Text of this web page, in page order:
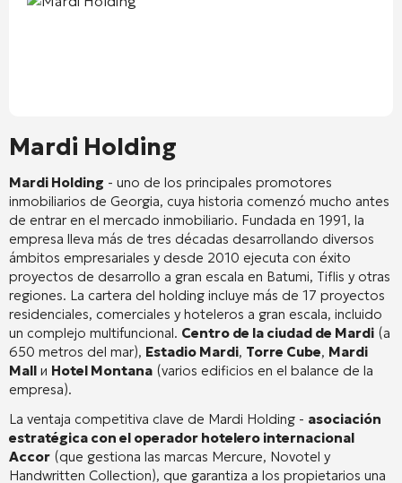
Mardi Holding
Mardi Holding - uno de los principales promotores
inmobiliarios de Georgia, cuya historia comenzó mucho antes
de entrar en el mercado inmobiliario. Fundada en 1991, la
empresa lleva más de tres décadas desarrollando diversos
ámbitos empresariales y desde 2010 ejecuta con éxito
proyectos de desarrollo a gran escala en Batumi, Tiflis y otras
regiones. La cartera del holding incluye más de 17 proyectos
residenciales, comerciales y hoteleros a gran escala, incluido
un complejo multifuncional. Centro de la ciudad de Mardi (a
650 metros del mar), Estadio Mardi, Torre Cube, Mardi
Mall и Hotel Montana (varios edificios en el balance de la
empresa).
La ventaja competitiva clave de Mardi Holding - asociación
estratégica con el operador hotelero internacional
Accor (que gestiona las marcas Mercure, Novotel y
Handwritten Collection), que garantiza a los propietarios una